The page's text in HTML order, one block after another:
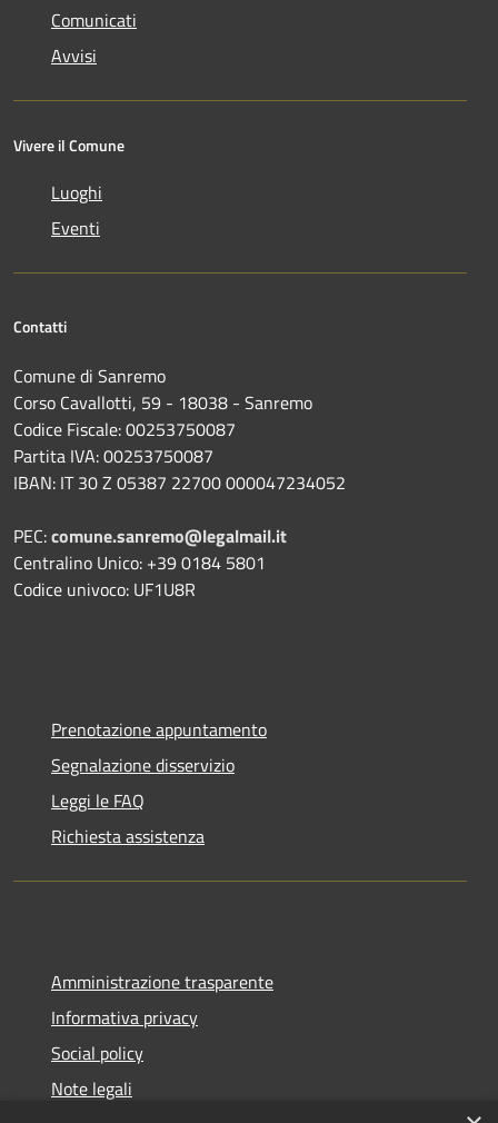
Comunicati
Avvisi
Vivere il Comune
Luoghi
Eventi
Contatti
Comune di Sanremo
Corso Cavallotti, 59 - 18038 - Sanremo
Codice Fiscale: 00253750087
Partita IVA: 00253750087
IBAN: IT 30 Z 05387 22700 000047234052
PEC:comune.sanremo@legalmail.it
Centralino Unico: +39 0184 5801
Codice univoco: UF1U8R
Prenotazione appuntamento
Segnalazione disservizio
Leggi le FAQ
Richiesta assistenza
Amministrazione trasparente
Informativa privacy
Social policy
Note legali